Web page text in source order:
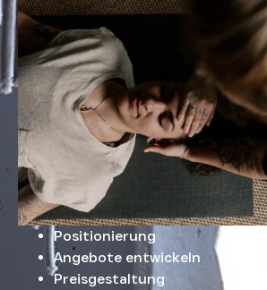
Positionierung
Angebote entwickeln
Preisgestaltung